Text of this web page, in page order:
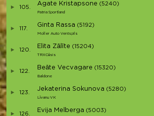
105.
Agate Kristapsone (5240)
Patria Sportland
117.
Ginta Rassa (5192)
Moller Auto Ventspils
120.
Elita Zālīte (15204)
TRXCēsis
122.
Beāte Vecvagare (15320)
Baldone
123.
Jekaterina Sokunova (5280)
Līvanu VK
126.
Evija Melberga (5003)